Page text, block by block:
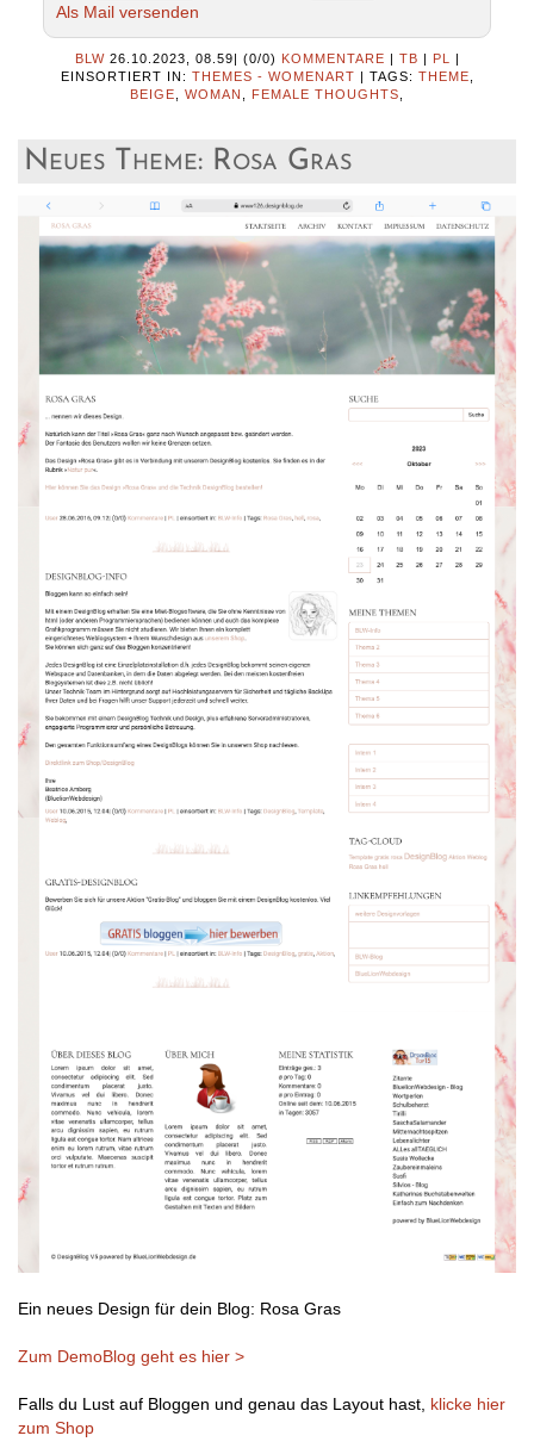
Als Mail versenden
BLW 26.10.2023, 08.59| (0/0) KOMMENTARE | TB | PL
|
EINSORTIERT IN: THEMES - WOMENART | TAGS: THEME
BEIGE
WOMAN FEMALE THOUGHTS
Neues Theme: Rosa Gras
Ein neues Design für dein Blog: Rosa Gras
Zum DemoBlog geht es hier >
Falls du Lust auf Bloggen und genau das Layout hast, klicke hier
zum Shop